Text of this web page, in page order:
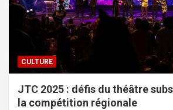
CULTURE
JTC 2025 : défis du théâtre
la compétition régionale